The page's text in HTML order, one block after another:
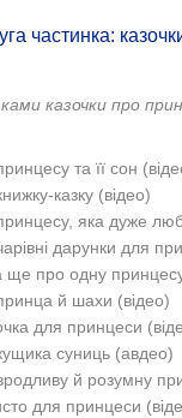
частинка:
казочки про
та її сон
казку (відео)
яка дуже
дарунки для
ще про одну
й шахи (відео)
для принцеси
суниць (авдео)
й розумну
для принцеси